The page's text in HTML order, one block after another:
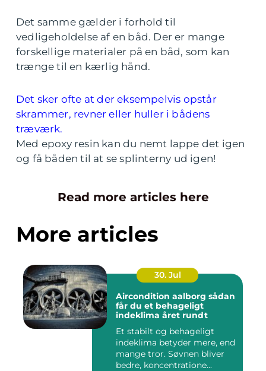
Det samme gælder i forhold til
vedligeholdelse af en båd. Der er mange
forskellige materialer på en båd, som kan
trænge til en kærlig hånd.
Det sker ofte at der eksempelvis opstår
skrammer, revner eller huller i bådens
træværk.
Med epoxy resin kan du nemt lappe det igen
og få båden til at se splinterny ud igen!
Read more articles here
More articles
30. Jul
Aircondition aalborg sådan
får du et behageligt
indeklima året rundt
Et stabilt og behageligt
indeklima betyder mere, end
mange tror. Søvnen bliver
bedre, koncentratione...